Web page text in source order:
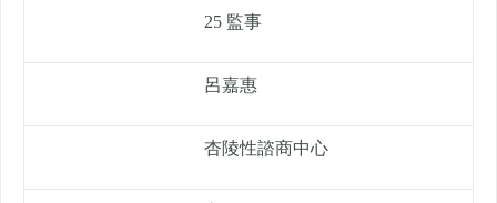
25 監事
呂嘉惠
杏陵性諮商中心